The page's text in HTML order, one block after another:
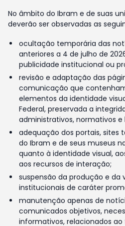
No âmbito do Ibram e de suas
deverão ser observadas as
ocultação temporária das
anteriores a 4 de julho de
publicidade institucional ou
revisão e adaptação das
comunicação que
elementos da identidade
Federal, preservada a
administrativos, normativos e
adequação dos portais, sites
do Ibram e de seus museus
quanto à identidade visual,
aos recursos de interação;
suspensão da produção e
institucionais de caráter
manutenção apenas de
comunicados objetivos,
informativos, relacionados